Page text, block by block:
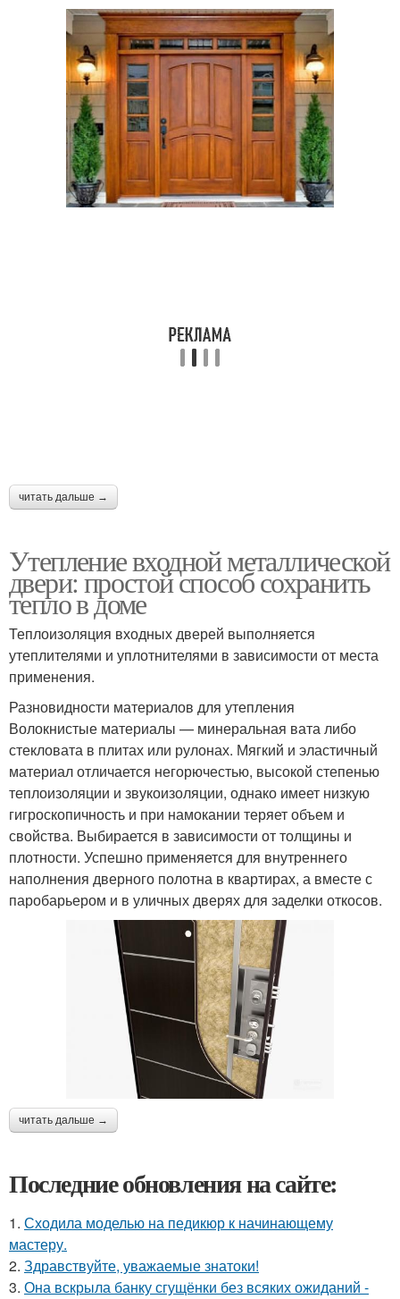
читать дальше →
Утепление входной металлической
двери: простой способ сохранить
тепло в доме
Теплоизоляция входных дверей выполняется
утеплителями и уплотнителями в зависимости от места
применения.
Разновидности материалов для утепления
Волокнистые материалы — минеральная вата либо
стекловата в плитах или рулонах. Мягкий и эластичный
материал отличается негорючестью, высокой степенью
теплоизоляции и звукоизоляции, однако имеет низкую
гигроскопичность и при намокании теряет объем и
свойства. Выбирается в зависимости от толщины и
плотности. Успешно применяется для внутреннего
наполнения дверного полотна в квартирах, а вместе с
паробарьером и в уличных дверях для заделки откосов.
читать дальше →
Последние обновления на сайте:
1. Сходила моделью на педикюр к начинающему
мастеру.
2. Здравствуйте, уважаемые знатоки!
3. Она вскрыла банку сгущёнки без всяких ожиданий -